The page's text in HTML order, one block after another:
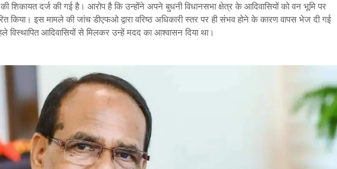
शिकायत दर्ज की गई है। आरोप है कि उन्होंने अपने बुधनी विधानसभा क्षेत्र के आदिवासियों को वन भूमि पर
किया। इस मामले की जांच डीएफओ द्वारा वरिष्ठ अधिकारी स्तर पर ही संभव होने के कारण वापस भेज दी गई
विस्थापित आदिवासियों से मिलकर उन्हें मदद का आश्वासन दिया था।